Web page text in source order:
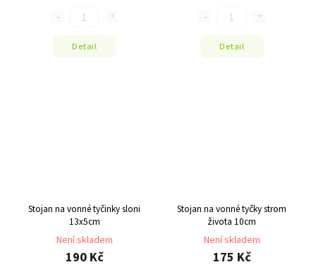
Detail Detail
Stojan na vonné tyčinky sloni
13x5cm
Není skladem
190 Kč
Stojan na vonné tyčky strom
života 10cm
Není skladem
175 Kč